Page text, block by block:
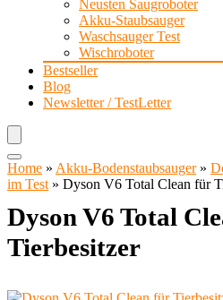
Neusten Saugroboter
Akku-Staubsauger
Waschsauger Test
Wischroboter
Bestseller
Blog
Newsletter / TestLetter
Home » Akku-Bodenstaubsauger»
im Test » Dyson V6 Total Clean für
Dyson V6 Total
Tierbesitzer